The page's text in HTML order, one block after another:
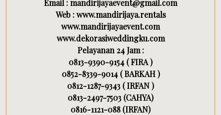
Email : mandirijayaevent@gmail.com
Web : www.mandirijaya.rentals
www.mandirijayaevent.com
www.dekorasiweddingku.com
Pelayanan 24 Jam :
0813-9390-9154 ( FIRA )
0852-8339-9014 ( BARKAH )
0812-1287-9343 ( IRFAN )
0813-2497-7503 (CAHYA)
0816-1121-088 (IRFAN)